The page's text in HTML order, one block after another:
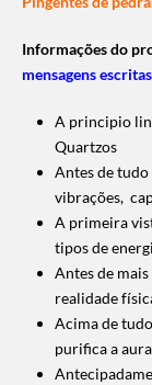
Informações do
mensagens escritas
A principio
Quartzos
Antes de tudo
vibrações,
A primeira
tipos de
Antes de
realidade
Acima de
purifica a